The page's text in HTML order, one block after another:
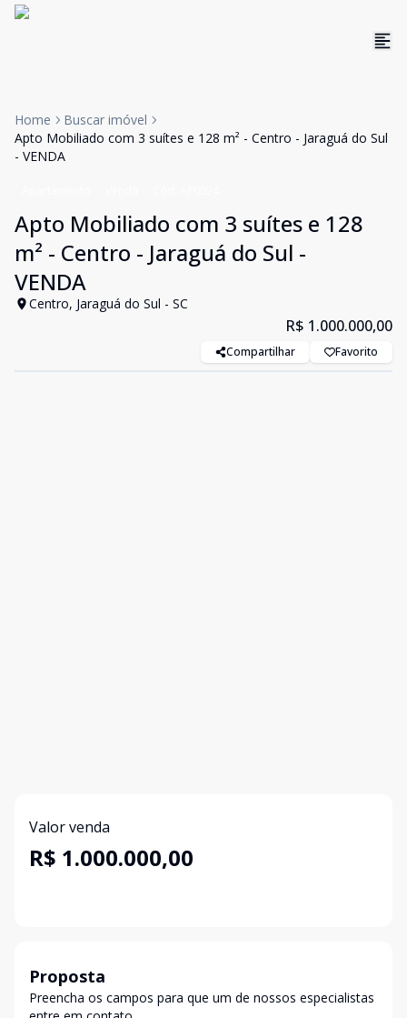
Home
Buscar imóvel
Apto Mobiliado com 3 suítes e 128 m² - Centro - Jaraguá do Sul
- VENDA
Apto Mobiliado com 3 suítes e 128
m² - Centro - Jaraguá do Sul -
VENDA
Centro, Jaraguá do Sul - SC
R$ 1.000.000,00
Compartilhar Favorito
Valor venda
R$ 1.000.000,00
Proposta
Preencha os campos para que um de nossos especialistas